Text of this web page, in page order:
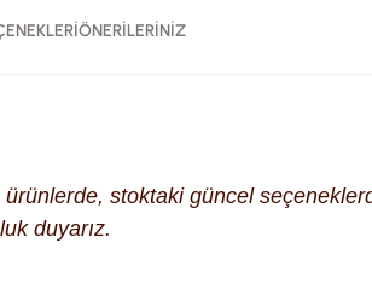
ÖNERİLERİNİZ
stoktaki güncel
duyarız.